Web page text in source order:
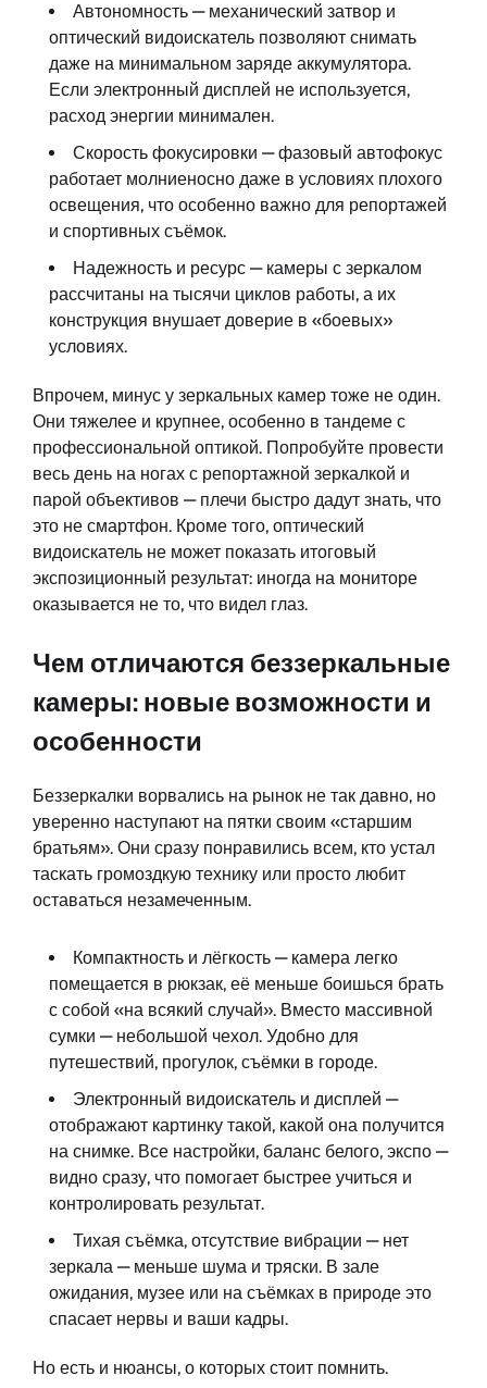
Автономность — механический затвор и
оптический видоискатель позволяют снимать
даже на минимальном заряде аккумулятора.
Если электронный дисплей не используется,
расход энергии минимален.
Скорость фокусировки — фазовый автофокус
работает молниеносно даже в условиях плохого
освещения, что особенно важно для репортажей
и спортивных съёмок.
Надежность и ресурс — камеры с зеркалом
рассчитаны на тысячи циклов работы, а их
конструкция внушает доверие в «боевых»
условиях.
Впрочем, минус у зеркальных камер тоже не один.
Они тяжелее и крупнее, особенно в тандеме с
профессиональной оптикой. Попробуйте провести
весь день на ногах с репортажной зеркалкой и
парой объективов — плечи быстро дадут знать, что
это не смартфон. Кроме того, оптический
видоискатель не может показать итоговый
экспозиционный результат: иногда на мониторе
оказывается не то, что видел глаз.
Чем отличаются беззеркальные
камеры: новые возможности и
особенности
Беззеркалки ворвались на рынок не так давно, но
уверенно наступают на пятки своим «старшим
братьям». Они сразу понравились всем, кто устал
таскать громоздкую технику или просто любит
оставаться незамеченным.
Компактность и лёгкость — камера легко
помещается в рюкзак, её меньше боишься брать
с собой «на всякий случай». Вместо массивной
сумки — небольшой чехол. Удобно для
путешествий, прогулок, съёмки в городе.
Электронный видоискатель и дисплей —
отображают картинку такой, какой она получится
на снимке. Все настройки, баланс белого, экспо —
видно сразу, что помогает быстрее учиться и
контролировать результат.
Тихая съёмка, отсутствие вибрации — нет
зеркала — меньше шума и тряски. В зале
ожидания, музее или на съёмках в природе это
спасает нервы и ваши кадры.
Но есть и нюансы, о которых стоит помнить.